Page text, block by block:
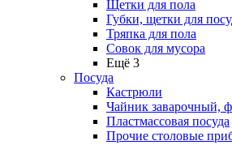
Щетки для пола
Губки, щетки для
Тряпка для пола
Совок для мусора
Ещё 3
Посуда
Кастрюли
Чайник заварочный,
Пластмассовая посуда
Прочие столовые